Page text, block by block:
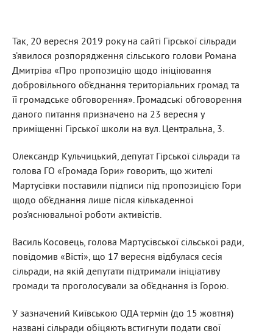
Так, 20 вересня 2019 року на сайті Гірської сільради
з’явилося розпорядження сільського голови Романа
Дмитріва «Про пропозицію щодо ініціювання
добровільного об’єднання територіальних громад та
її громадське обговорення». Громадські обговорення
даного питання призначено на 23 вересня у
приміщенні Гірської школи на вул. Центральна, 3.
Олександр Кульчицький, депутат Гірської сільради та
голова ГО «Громада Гори» говорить, що жителі
Мартусівки поставили підписи під пропозицією Гори
щодо об’єднання лише після кількаденної
роз’яснювальної роботи активістів.
Василь Косовець, голова Мартусівської сільської ради,
повідомив «Вісті», що 17 вересня відбулася сесія
сільради, на якій депутати підтримали ініціативу
громади та проголосували за об’єднання із Горою.
У зазначений Київською ОДА термін (до 15 жовтня)
названі сільради обіцяють встигнути подати свої